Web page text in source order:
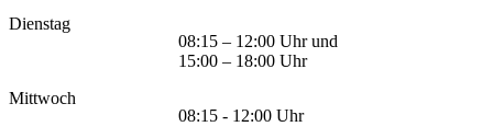
Dienstag
08:15 – 12:00 Uhr und
15:00 – 18:00 Uhr
Mittwoch
08:15 - 12:00 Uhr